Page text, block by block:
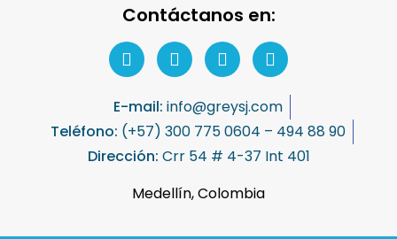
Contáctanos en:
E-mail: info@greysj.com
Teléfono: (+57) 300 775 0604 – 494 88 90
Dirección: Crr 54 # 4-37 Int 401
Medellín, Colombia